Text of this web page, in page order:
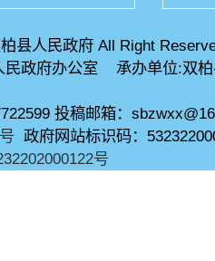
县人民政府 All Right
民政府办公室 承办单位:双
投稿邮箱：
政府网站标识码：
号